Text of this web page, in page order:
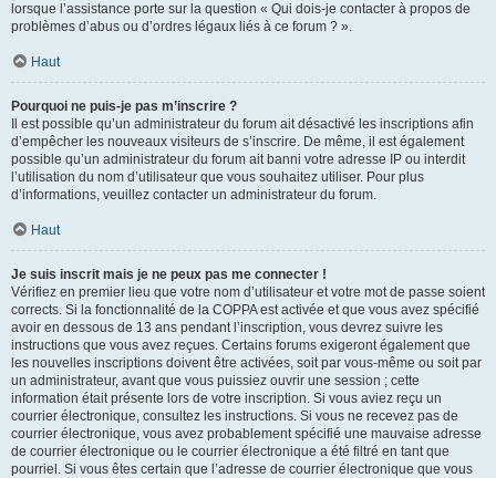
lorsque l’assistance porte sur la question « Qui dois-je contacter à propos de
problèmes d’abus ou d’ordres légaux liés à ce forum ? ».
Haut
Pourquoi ne puis-je pas m’inscrire ?
Il est possible qu’un administrateur du forum ait désactivé les inscriptions afin
d’empêcher les nouveaux visiteurs de s’inscrire. De même, il est également
possible qu’un administrateur du forum ait banni votre adresse IP ou interdit
l’utilisation du nom d’utilisateur que vous souhaitez utiliser. Pour plus
d’informations, veuillez contacter un administrateur du forum.
Haut
Je suis inscrit mais je ne peux pas me connecter !
Vérifiez en premier lieu que votre nom d’utilisateur et votre mot de passe soient
corrects. Si la fonctionnalité de la COPPA est activée et que vous avez spécifié
avoir en dessous de 13 ans pendant l’inscription, vous devrez suivre les
instructions que vous avez reçues. Certains forums exigeront également que
les nouvelles inscriptions doivent être activées, soit par vous-même ou soit par
un administrateur, avant que vous puissiez ouvrir une session ; cette
information était présente lors de votre inscription. Si vous aviez reçu un
courrier électronique, consultez les instructions. Si vous ne recevez pas de
courrier électronique, vous avez probablement spécifié une mauvaise adresse
de courrier électronique ou le courrier électronique a été filtré en tant que
pourriel. Si vous êtes certain que l’adresse de courrier électronique que vous